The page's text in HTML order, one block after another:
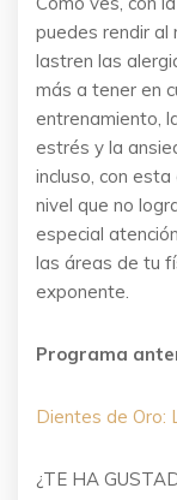
puedes rendir al
lastren las
más a tener en
entrenamiento,
estrés y la
incluso, con
nivel que no
especial
las áreas de tu
exponente.
Programa
Dientes de Oro:
¿TE HA